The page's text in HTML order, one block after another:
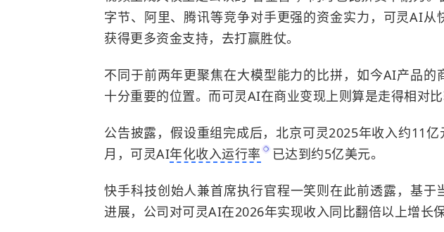
字节、阿里、腾讯等竞争对手更强的资金实力，可灵AI从
获得更多资金支持，去打赢胜仗。
不同于前两年更聚焦在大模型能力的比拼，如今AI产品的
十分重要的位置。而可灵AI在商业变现上则算是走得相对比
公告披露，假设重组完成后，北京可灵2025年收入约11
月，可灵AI年化收入运行率 已达到约5亿美元。
快手科技创始人兼首席执行官程一笑则在此前透露，基于
进展，公司对可灵AI在2026年实现收入同比翻倍以上增长